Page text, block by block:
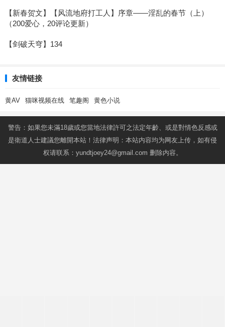
【新春贺文】【风流地府打工人】序章——淫乱的春节（上）
（200爱心，20评论更新）
【剑破天穹】134
友情链接
黄AV 猫咪视频在线 笔趣阁 黄色小说
警告：如果您未滿18歲或您當地法律許可之法定年齡、或是對情色反感或
是衛道人士建議您離開本站！法律声明：本站内容均为网友上传，如有侵
权请联系： yundtjoey24@gmail.com 删除内容。